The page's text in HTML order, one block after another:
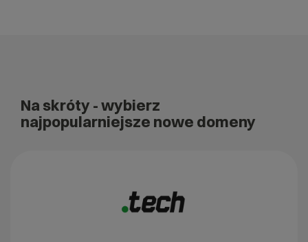
Na skróty - wybierz
najpopularniejsze nowe domeny